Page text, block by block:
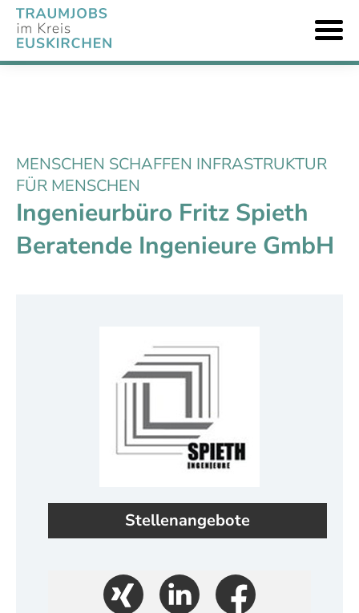
MENSCHEN SCHAFFEN INFRASTRUKTUR
FÜR MENSCHEN
Ingenieurbüro Fritz Spieth
Beratende Ingenieure GmbH
Stellenangebote